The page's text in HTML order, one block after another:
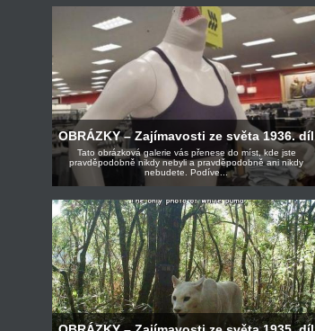
OBRÁZKY – Zajímavosti ze světa 1936. díl
Tato obrázková galerie vás přenese do míst, kde jste
pravděpodobně nikdy nebyli a pravděpodobně ani nikdy
nebudete. Podíve...